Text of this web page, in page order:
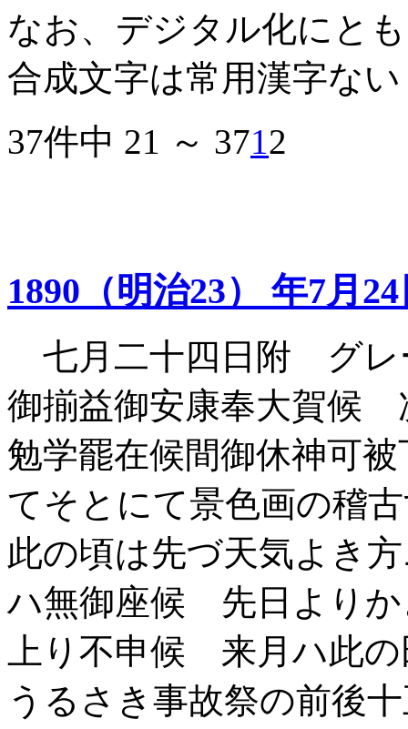
なお、デジタル化にと
合成文字は常用漢字な
37件中 21 ～ 3712
1890（明治23） 年7月
七月二十四日附 グ
御揃益御安康奉大賀候
勉学罷在候間御休神可
てそとにて景色画の稽
此の頃は先づ天気よき
ハ無御座候 先日よりか
上り不申候 来月ハ此
うるさき事故祭の前後